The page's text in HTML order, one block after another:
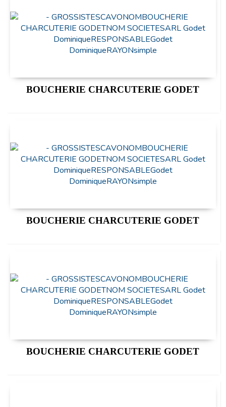
BOUCHERIE CHARCUTERIE GODET
BOUCHERIE CHARCUTERIE GODET
BOUCHERIE CHARCUTERIE GODET